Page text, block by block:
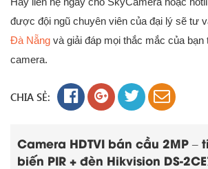
được đội ngũ chuyên viên của đại lý sẽ tư
Đà Nẵng và giải đáp mọi thắc mắc của
camera.
CHIA SẺ:
Camera HDTVI bán cầu 2MP –
biến PIR + đèn Hikvision DS-